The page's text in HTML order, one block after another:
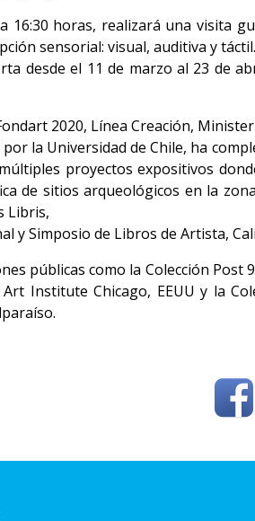
16:30 horas, realizará una
sensorial: visual, auditiva y táctil.
desde el 11 de marzo al 23 de
2020, Línea Creación,
la Universidad de Chile, ha
proyectos expositivos
de sitios arqueológicos en la
Libris,
y Simposio de Libros de Artista,
públicas como la Colección
Institute Chicago, EEUU y la